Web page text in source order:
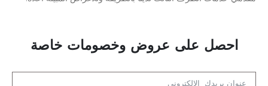
احصل على عروض وخصومات خاصة